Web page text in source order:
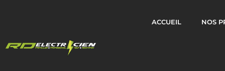
ACCUEIL NOS